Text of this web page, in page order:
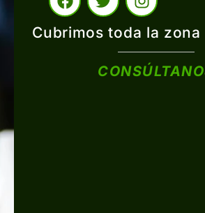
Cubrimos toda la zona